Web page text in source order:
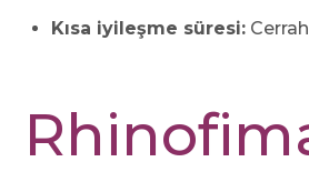
Kısa iyileşme süresi: